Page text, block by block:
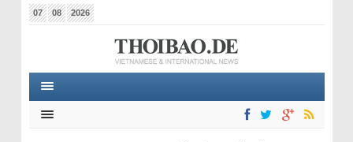
07 08 2026